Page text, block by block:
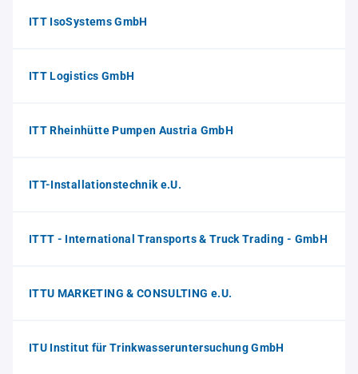
ITT IsoSystems GmbH
ITT Logistics GmbH
ITT Rheinhütte Pumpen Austria GmbH
ITT-Installationstechnik e.U.
ITTT - International Transports & Truck Trading - GmbH
ITTU MARKETING & CONSULTING e.U.
ITU Institut für Trinkwasseruntersuchung GmbH